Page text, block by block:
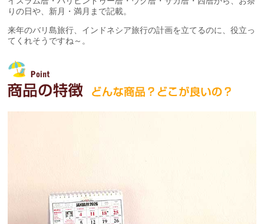
りの日や、新月・満月まで記載。
来年のバリ島旅行、インドネシア旅行の計画を立てるのに、役立っ
てくれそうですね～。